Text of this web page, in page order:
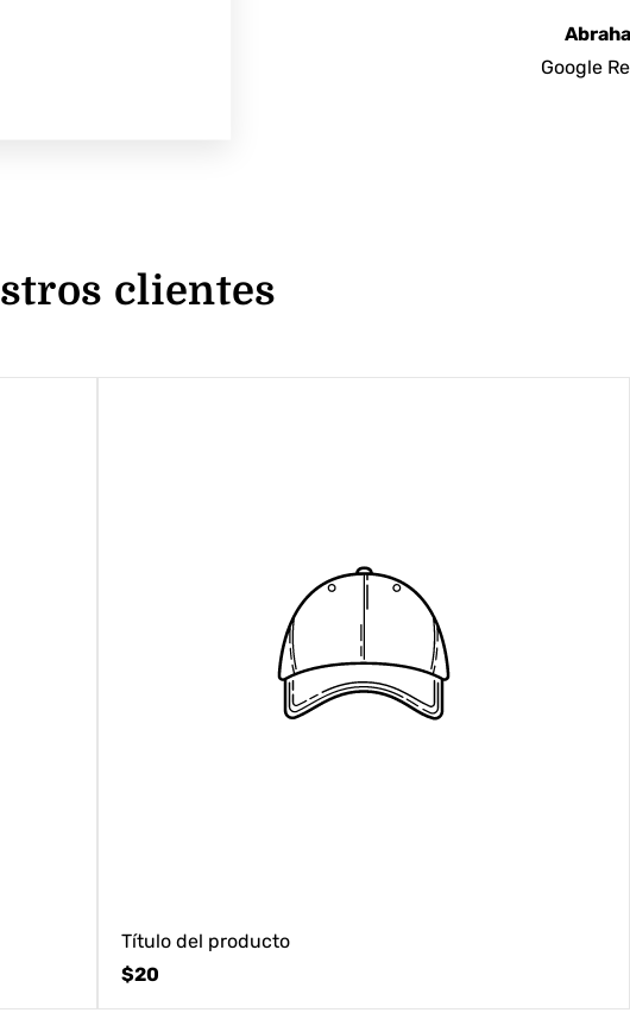
Google
clientes
Título del producto
Precio
$20